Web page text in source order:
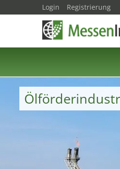
Login Registrierung